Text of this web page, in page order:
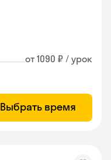
от 1090 ₽ / урок
Выбрать время